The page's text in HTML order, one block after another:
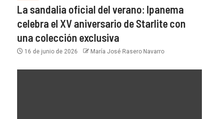
La sandalia oficial del verano: Ipanema
celebra el XV aniversario de Starlite con
una colección exclusiva
16 de junio de 2026 María José Rasero Navarro